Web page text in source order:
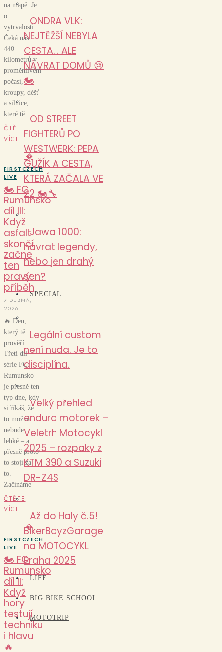
ONDRA VLK:
NEJTĚŽŠÍ NEBYLA
CESTA… ALE
NÁVRAT DOMŮ 😢
🏍️
OD STREET
FIGHTERŮ PO
WESTWERK: PEPA
GUŽÍK A CESTA,
KTERÁ ZAČALA VE
22 🏍️🔧
Jawa 1000:
návrat legendy,
nebo jen drahý
sen?
SPECIAL
Legální custom
není nuda. Je to
disciplína.
Velký přehled
enduro motorek –
Veletrh Motocykl
2025 – rozpaky z
KTM 390 a Suzuki
DR-Z4S
Až do Haly č.5!
BikerBoyzGarage
na MOTOCYKL
Praha 2025
LIFE
BIG BIKE SCHOOL
MOTOTRIP
na mapě. Je
o
vytrvalosti.
Čeká nás
440
kilometrů v
proměnlivém
počasí,
kroupy, déšť
a silnice,
které tě
ČTĚTE
VÍCE
�
FIRSTCZECH
LIVE
🏍️ FC
Rumunsko
díl III:
Když
asfalt
skončí,
začne
ten
pravý
příběh
7 DUBNA,
2026
🔥 Den,
který tě
prověří
Třetí díl
série FC
Rumunsko
je přesně ten
typ dne, kdy
si říkáš, že
to možná
nebude
lehké – a
přesně proto
to stojí za
to.
Začínáme
ČTĚTE
VÍCE
�
FIRSTCZECH
LIVE
🏍️ FC
Rumunsko
díl II:
Když
hory
testují
techniku
i hlavu
🔥